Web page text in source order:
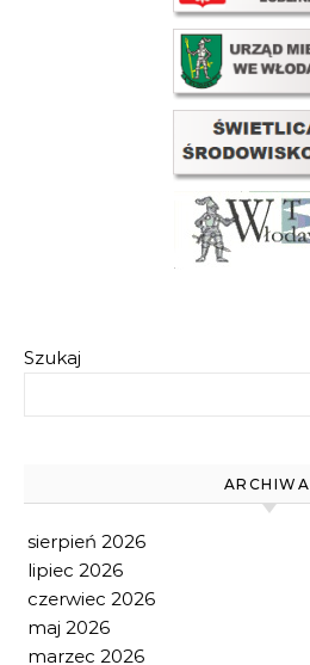
Szukaj
ARCHIWA
sierpień 2026
lipiec 2026
czerwiec 2026
maj 2026
marzec 2026